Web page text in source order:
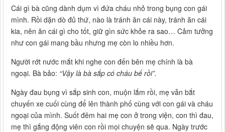
Cái gì bà cũng dành dụm vì đứa cháu nhỏ trong bụng con gái
mình. Rồi dặn dò đủ thứ, nào là tránh ăn cái này, tránh ăn cái
kia, nên ăn cái gì cho tốt, giữ gìn sức khỏe ra sao… Cảm tưởng
như con gái mang bầu nhưng mẹ còn lo nhiều hơn.
Người rớt nước mắt khi nghe con đến bên mẹ chính là bà
ngoại. Bà bảo: “Vậy là bà sắp có cháu bế rồi”.
Ngày đau bụng vì sắp sinh con, muộn lắm rồi, mẹ vẫn bắt
chuyến xe cuối cùng để lên thành phố cùng với con gái và cháu
ngoại của mình. Suốt đêm hai mẹ con ở trong viện, con thì đau,
mẹ thì gắng động viên con rồi mọi chuyện sẽ qua. Ngày trước